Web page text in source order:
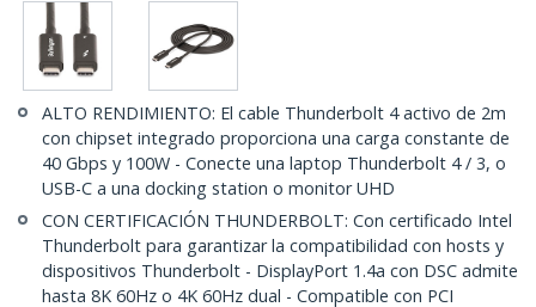
ALTO RENDIMIENTO: El cable Thunderbolt 4 activo de 2m
con chipset integrado proporciona una carga constante de
40 Gbps y 100W - Conecte una laptop Thunderbolt 4 / 3, o
USB-C a una docking station o monitor UHD
CON CERTIFICACIÓN THUNDERBOLT: Con certificado Intel
Thunderbolt para garantizar la compatibilidad con hosts y
dispositivos Thunderbolt - DisplayPort 1.4a con DSC admite
hasta 8K 60Hz o 4K 60Hz dual - Compatible con PCI